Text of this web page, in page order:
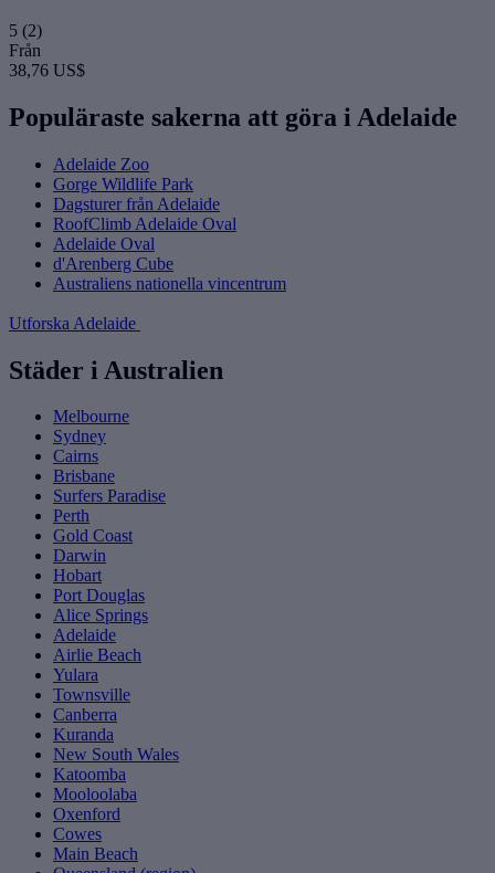
5 (2)
Från
38,76 US$
Populäraste sakerna att göra i Adelaide
Adelaide Zoo
Gorge Wildlife Park
Dagsturer från Adelaide
RoofClimb Adelaide Oval
Adelaide Oval
d'Arenberg Cube
Australiens nationella vincentrum
Utforska Adelaide
Städer i Australien
Melbourne
Sydney
Cairns
Brisbane
Surfers Paradise
Perth
Gold Coast
Darwin
Hobart
Port Douglas
Alice Springs
Adelaide
Airlie Beach
Yulara
Townsville
Canberra
Kuranda
New South Wales
Katoomba
Mooloolaba
Oxenford
Cowes
Main Beach